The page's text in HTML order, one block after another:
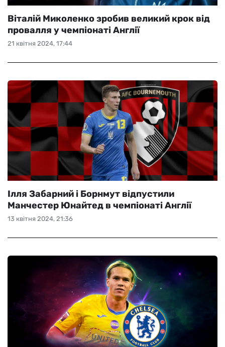
21 квітня 2024, 17:44
Віталій Миколенко зробив великий крок від
провалля у чемпіонаті Англії
13 квітня 2024, 21:36
Ілля Забарний і Борнмут відпустили
Манчестер Юнайтед в чемпіонаті Англії